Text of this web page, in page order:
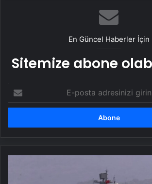
En Güncel Haberler İçin
Sitemize abone
posta
adresinizi